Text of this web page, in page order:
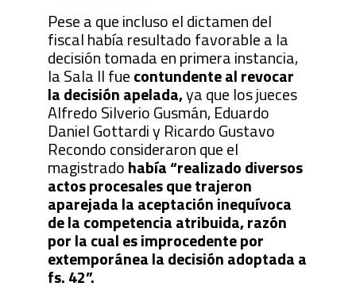
Pese a que incluso el dictamen del
fiscal había resultado favorable a la
decisión tomada en primera instancia,
la Sala II fuecontundente al revocar
la decisión apelada,ya que los jueces
Alfredo Silverio Gusmán, Eduardo
Daniel Gottardi y Ricardo Gustavo
Recondo consideraron que el
magistradohabía “realizado diversos
actos procesales que trajeron
aparejada la aceptación inequívoca
de la competencia atribuida, razón
por la cual es improcedente por
extemporánea la decisión adoptada a
fs. 42”.